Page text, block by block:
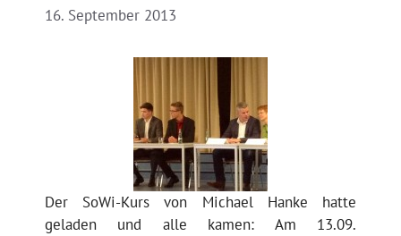
16. September 2013
Der SoWi-Kurs von Michael Hanke hatte
geladen und alle kamen: Am 13.09.